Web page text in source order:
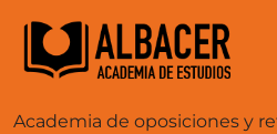
Academia de oposiciones y